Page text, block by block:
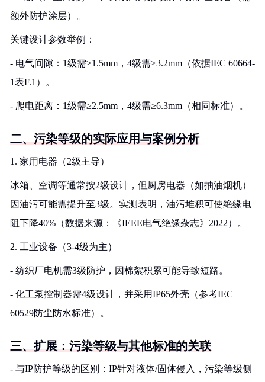
额外防护涂层）。
关键设计参数举例：
- 电气间隙：1级需≥1.5mm，4级需≥3.2mm（依据IEC 60664-
1表F.1）。
- 爬电距离：1级需≥2.5mm，4级需≥6.3mm（相同标准）。
二、污染等级的实际应用与案例分析
1. 家用电器（2级主导）
冰箱、空调等通常按2级设计，但厨房电器（如抽油烟机）
因油污可能需提升至3级。实测表明，油污堆积可使绝缘电
阻下降40%（数据来源：《IEEE电气绝缘杂志》2022）。
2. 工业设备（3-4级为主）
- 纺织厂电机需3级防护，因棉絮积累可能导致短路。
- 化工泵控制器需4级设计，并采用IP65外壳（参考IEC
60529防尘防水标准）。
三、扩展：污染等级与其他标准的关联
- 与IP防护等级的区别：IP针对液体/固体侵入，污染等级侧